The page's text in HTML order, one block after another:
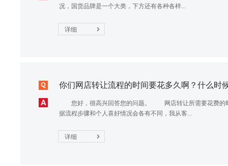
况，国货品牌是一个大类，下方还有各种各样...
详细
你们网店转让流程的时间要花多久啊？什么时
您好，很高兴回答您的问题。 网店转让所需要花费的时
据流程步骤和个人喜好情况会各有不同，我从客...
详细